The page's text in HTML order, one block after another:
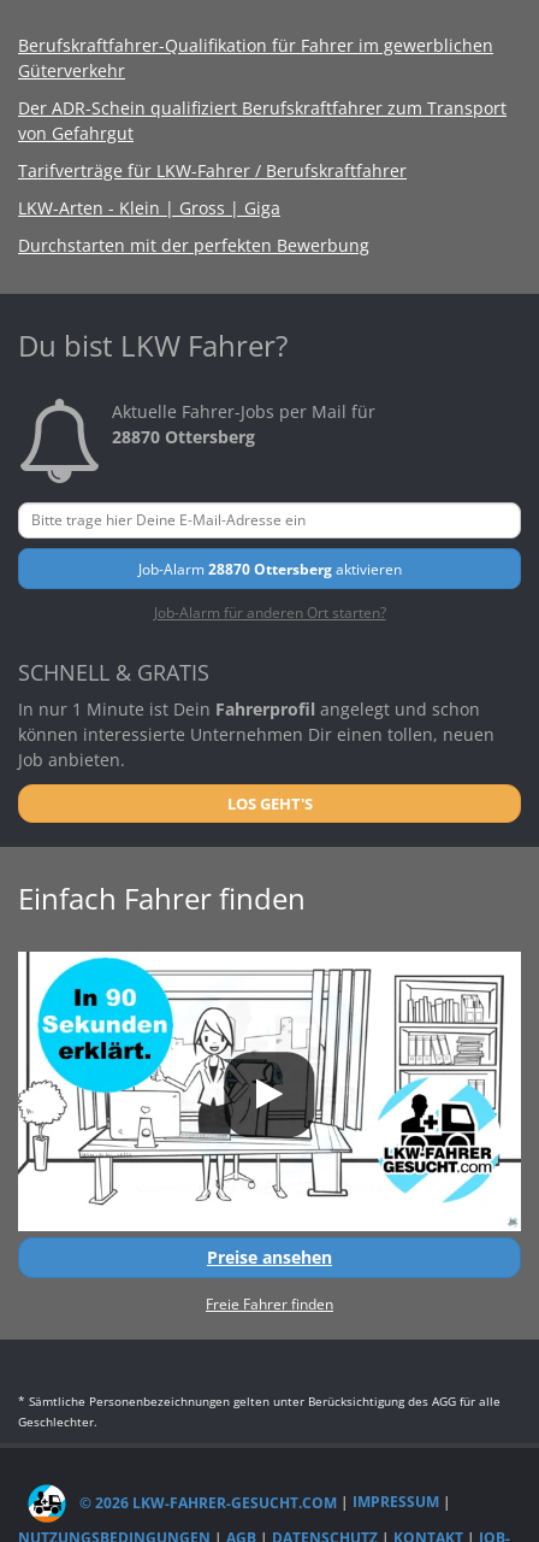
Berufskraftfahrer-Qualifikation für Fahrer im gewerblichen
Güterverkehr
Der ADR-Schein qualifiziert Berufskraftfahrer zum Transport
von Gefahrgut
Tarifverträge für LKW-Fahrer / Berufskraftfahrer
LKW-Arten - Klein | Gross | Giga
Durchstarten mit der perfekten Bewerbung
Du bist LKW Fahrer?
Aktuelle Fahrer-Jobs per Mail für
28870 Ottersberg
Job-Alarm28870 Ottersbergaktivieren
Job-Alarm für anderen Ort starten?
SCHNELL & GRATIS
In nur 1 Minute ist Dein Fahrerprofil angelegt und schon
können interessierte Unternehmen Dir einen tollen, neuen
Job anbieten.
LOS GEHT'S
Einfach Fahrer finden
Preise ansehen
Freie Fahrer finden
* Sämtliche Personenbezeichnungen gelten unter Berücksichtigung des AGG für alle
Geschlechter.
© 2026 LKW-FAHRER-GESUCHT.COM | IMPRESSUM |